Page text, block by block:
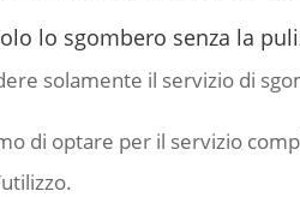
lo sgombero senza la
solamente il servizio di
di optare per il servizio